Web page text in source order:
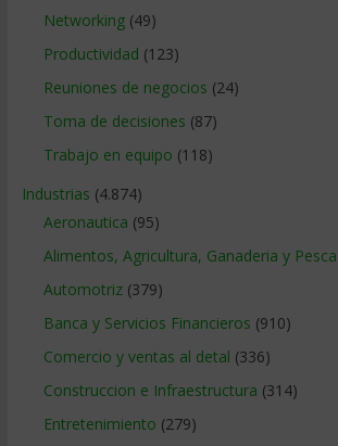
Networking(49)
Productividad (123)
Reuniones de negocios (24)
Toma de decisiones (87)
Trabajo en equipo (118)
Industrias (4.874)
Aeronautica (95)
Alimentos, Agricultura, Ganaderia y Pesca
Automotriz(379)
Banca y Servicios Financieros (910)
Comercio y ventas al detal (336)
Construccion e Infraestructura (314)
Entretenimiento (279)